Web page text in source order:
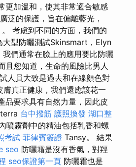
更加溫和，使其非常適合敏感
泛的保護，旨在偏離藍光，
考慮到不同的方面，我們的
大型防曬測試Skinsmart，Elyn
我們通常在臉上的應用要比防曬
且您知道，生命的風險比男人
人員大致是過去和在線顏色對
真正健康，我們還應該花一
品要求具有自然力量，因此皮
台中撥筋 護照換發 湖口整
噴霧劑中的精油包括乳香和螺
考試 菲律賓簽證 Tansy。 結果
seo 防曬霜是沒有香氣，對羥
seo保證第一頁 防曬霜也是